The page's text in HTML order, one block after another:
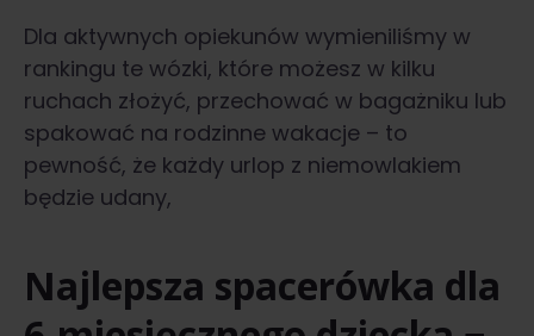
Dla aktywnych opiekunów wymieniliśmy w
rankingu te wózki, które możesz w kilku
ruchach złożyć, przechować w bagażniku lub
spakować na rodzinne wakacje – to
pewność, że każdy urlop z niemowlakiem
będzie udany,
Najlepsza spacerówka dla